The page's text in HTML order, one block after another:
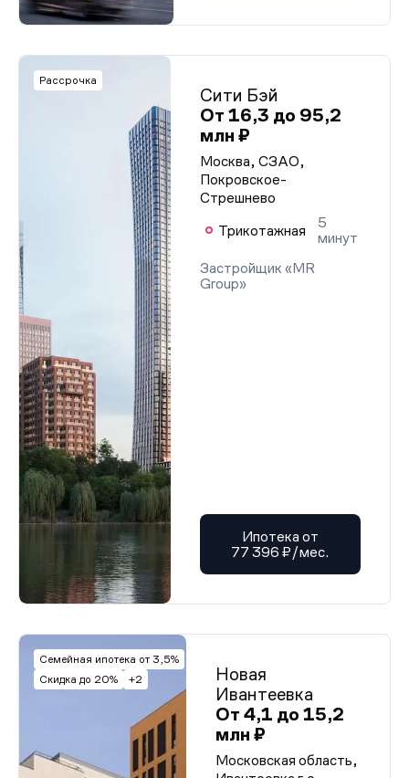
Рассрочка
Сити Бэй
От 16,3 до 95,2
млн ₽
Москва, СЗАО,
Покровское-
Стрешнево
Трикотажная
5
минут
Застройщик «MR
Group»
Ипотека от
77 396 ₽/мес.
Семейная ипотека от 3,5%
Скидка до 20%
+2
Новая
Ивантеевка
От 4,1 до 15,2
млн ₽
Московская область,